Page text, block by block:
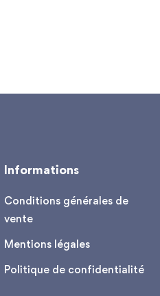
Informations
Conditions générales de
vente
Mentions légales
Politique de confidentialité